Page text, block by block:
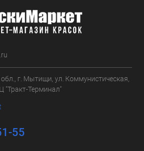
г. Мытищи, ул. Коммунистическая,
"Тракт-Терминал"
55